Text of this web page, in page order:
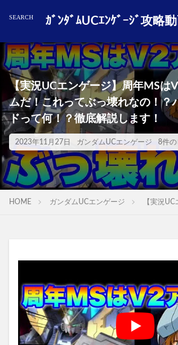
ｶﾞﾝﾀﾞﾑUCｴﾝｹﾞｰｼﾞ攻略
【実況UCエンゲージ】周年MSは
ムだ！これってぶっ壊れなの！？
ドって何！？徹底解説します！
2023年11月27日 ガンダムUCエンゲージ 8件の
HOME ガンダムUCエンゲージ 【実況